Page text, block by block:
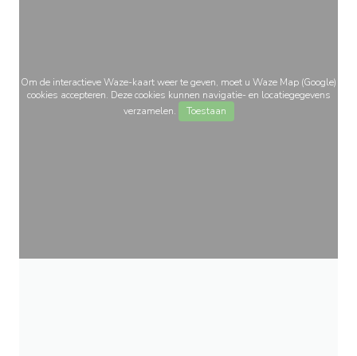
Om de interactieve Waze-kaart weer te geven, moet u Waze Map (Google)
cookies accepteren. Deze cookies kunnen navigatie- en locatiegegevens
verzamelen.
Toestaan